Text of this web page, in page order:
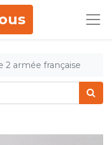
2 armée française